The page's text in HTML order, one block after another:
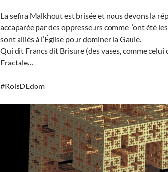
La sefira Malkhout est brisée et nous devons la
accaparée par des oppresseurs comme l’ont été
sont alliés à l’Église pour dominer la Gaule.
Qui dit Francs dit Brisure (des vases, comme celui
Fractale…
#RoisDEdom